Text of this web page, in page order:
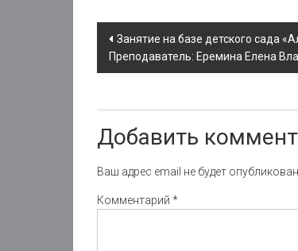
Post
navigation
Занятие на базе детского сада
Преподаватель: Еремина Елена
Добавить
Ваш адрес email не будет опубликован.
Комментарий *